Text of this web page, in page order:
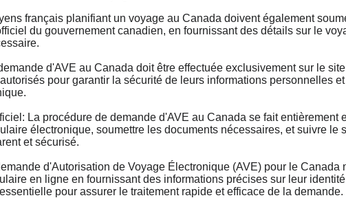
français planifiant un voyage au Canada doivent également
du gouvernement canadien, en fournissant des détails sur le
d'AVE au Canada doit être effectuée exclusivement sur le
pour garantir la sécurité de leurs informations personnelles
La procédure de demande d'AVE au Canada se fait entièrement
électronique, soumettre les documents nécessaires, et suivre
et sécurisé.
d'Autorisation de Voyage Électronique (AVE) pour le
en ligne en fournissant des informations précises sur leur
pour assurer le traitement rapide et efficace de la demande.